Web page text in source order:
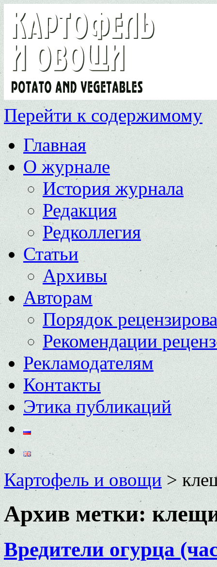
Перейти к содержимому
Главная
О журнале
История журнала
Редакция
Редколлегия
Статьи
Архивы
Авторам
Порядок
Рекомендации
Рекламодателям
Контакты
Этика публикаций
Картофель и овощи>
Архив метки:
Вредители огурца